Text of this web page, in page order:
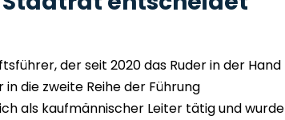
der seit 2020 das Ruder in der Hand
die zweite Reihe der Führung
als kaufmännischer Leiter tätig und wurde